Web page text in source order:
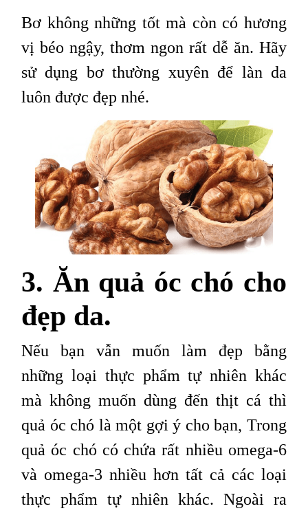
Bơ không những tốt mà còn có hương
vị béo ngậy, thơm ngon rất dễ ăn. Hãy
sử dụng bơ thường xuyên để làn da
luôn được đẹp nhé.
3. Ăn quả óc chó cho
đẹp da.
Nếu bạn vẫn muốn làm đẹp bằng
những loại thực phẩm tự nhiên khác
mà không muốn dùng đến thịt cá thì
quả óc chó là một gợi ý cho bạn, Trong
quả óc chó có chứa rất nhiều omega-6
và omega-3 nhiều hơn tất cả các loại
thực phẩm tự nhiên khác. Ngoài ra